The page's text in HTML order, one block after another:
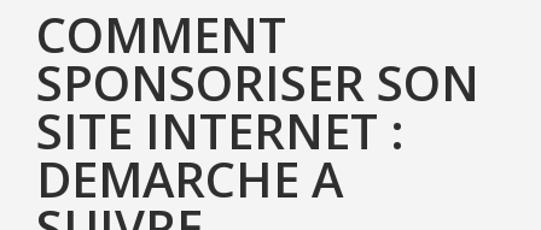
COMMENT
SPONSORISER SON
SITE INTERNET :
DEMARCHE A